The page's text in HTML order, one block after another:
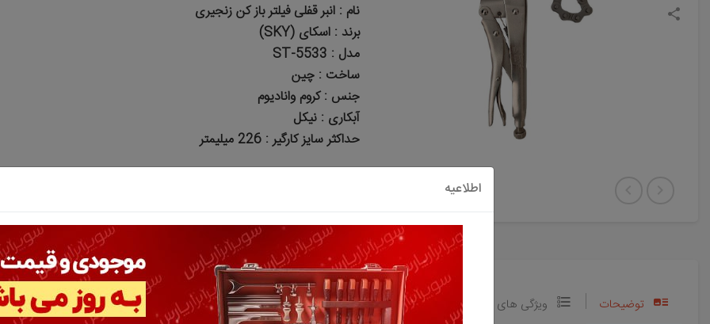
نام : انبر قفلی فیلتر باز کن زنجیری
برند : اسکای (SKY)
مدل : ST-5533
ساخت : چین
جنس : کروم وانادیوم
آبکاری : نیکل
حداکثر سایز کارگیر : 226 میلیمتر
توضیحات ویژگی های اصلی محصول نظرات سوال
اطلاعیه